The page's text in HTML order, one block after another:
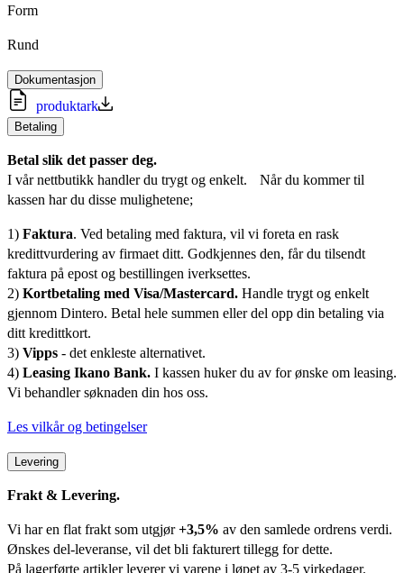
Form
Rund
Dokumentasjon
produktark
Betaling
Betal slik det passer deg.
I vår nettbutikk handler du trygt og enkelt. Når du kommer til
kassen har du disse mulighetene;
1) Faktura. Ved betaling med faktura, vil vi foreta en rask
kredittvurdering av firmaet ditt. Godkjennes den, får du tilsendt
faktura på epost og bestillingen iverksettes.
2) Kortbetaling med Visa/Mastercard. Handle trygt og enkelt
gjennom Dintero. Betal hele summen eller del opp din betaling via
ditt kredittkort.
3) Vipps - det enkleste alternativet.
4) Leasing Ikano Bank. I kassen huker du av for ønske om leasing.
Vi behandler søknaden din hos oss.
Les vilkår og betingelser
Levering
Frakt & Levering.
Vi har en flat frakt som utgjør+3,5% av den samlede ordrens verdi.
Ønskes del-leveranse, vil det bli fakturert tillegg for dette.
På lagerførte artikler leverer vi varene i løpet av 3-5 virkedager.